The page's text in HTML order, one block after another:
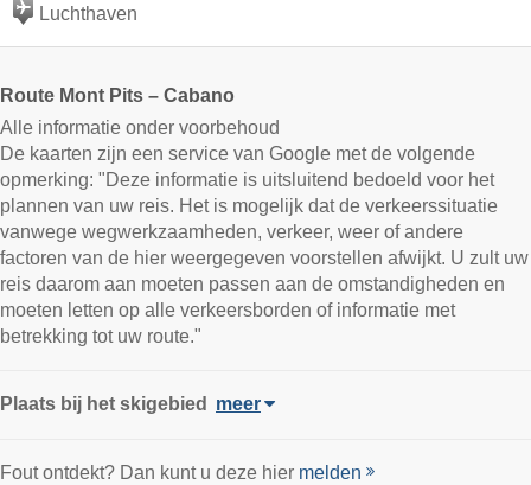
Luchthaven
Route Mont Pits – Cabano
Alle informatie onder voorbehoud
De kaarten zijn een service van Google met de volgende
opmerking: "Deze informatie is uitsluitend bedoeld voor het
plannen van uw reis. Het is mogelijk dat de verkeerssituatie
vanwege wegwerkzaamheden, verkeer, weer of andere
factoren van de hier weergegeven voorstellen afwijkt. U zult uw
reis daarom aan moeten passen aan de omstandigheden en
moeten letten op alle verkeersborden of informatie met
betrekking tot uw route."
Plaats bij het skigebied meer
Fout ontdekt? Dan kunt u deze hier melden